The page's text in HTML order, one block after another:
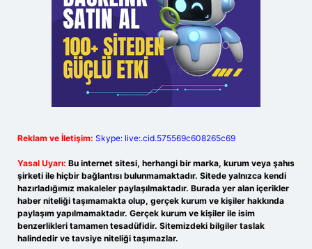
Reklam ve İletişim: Skype: live:.cid.575569c608265c69
Yasal Uyarı: Bu internet sitesi, herhangi bir marka, kurum veya şahıs
şirketi ile hiçbir bağlantısı bulunmamaktadır. Sitede yalnızca kendi
hazırladığımız makaleler paylaşılmaktadır. Burada yer alan içerikler
haber niteliği taşımamakta olup, gerçek kurum ve kişiler hakkında
paylaşım yapılmamaktadır. Gerçek kurum ve kişiler ile isim
benzerlikleri tamamen tesadüfidir. Sitemizdeki bilgiler taslak
halindedir ve tavsiye niteliği taşımazlar.